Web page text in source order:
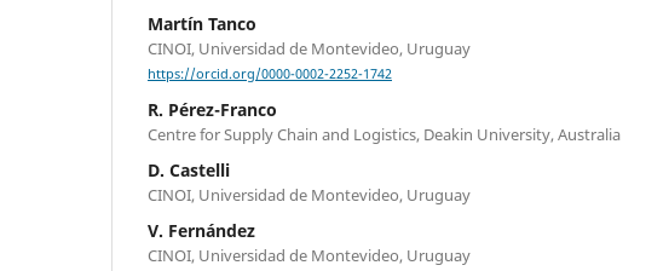
Martín Tanco
CINOI, Universidad de Montevideo, Uruguay
https://orcid.org/0000-0002-2252-1742
R. Pérez-Franco
Centre for Supply Chain and Logistics, Deakin University, Australia
D. Castelli
CINOI, Universidad de Montevideo, Uruguay
V. Fernández
CINOI, Universidad de Montevideo, Uruguay